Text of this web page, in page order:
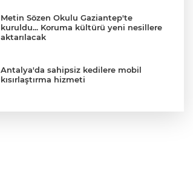
Metin Sözen Okulu Gaziantep'te
kuruldu... Koruma kültürü yeni nesillere
aktarılacak
Antalya'da sahipsiz kedilere mobil
kısırlaştırma hizmeti